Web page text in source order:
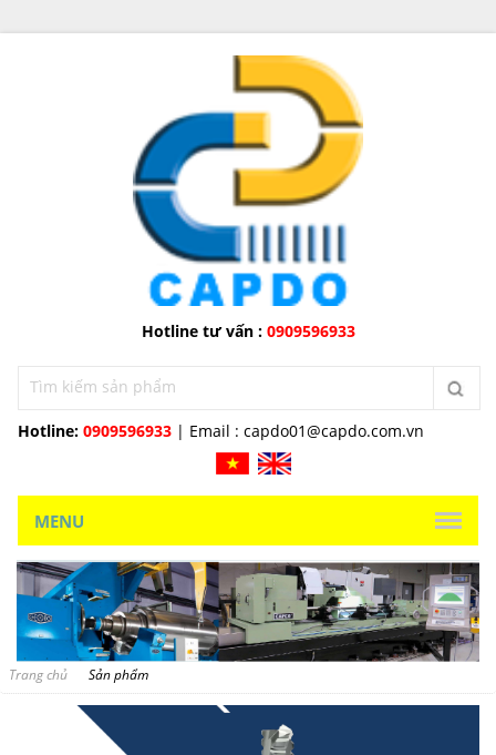
Hotline tư vấn : 0909596933
Hotline: 0909596933 | Email : capdo01@capdo.com.vn
MENU
Trang chủ Sản phẩm